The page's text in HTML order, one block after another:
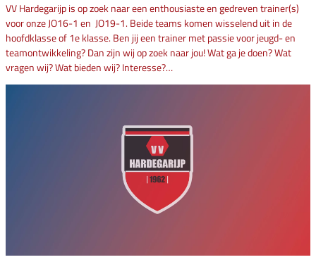
VV Hardegarijp is op zoek naar een enthousiaste en gedreven trainer(s)
voor onze JO16-1 en JO19-1. Beide teams komen wisselend uit in de
hoofdklasse of 1e klasse. Ben jij een trainer met passie voor jeugd- en
teamontwikkeling? Dan zijn wij op zoek naar jou! Wat ga je doen? Wat
vragen wij? Wat bieden wij? Interesse?…